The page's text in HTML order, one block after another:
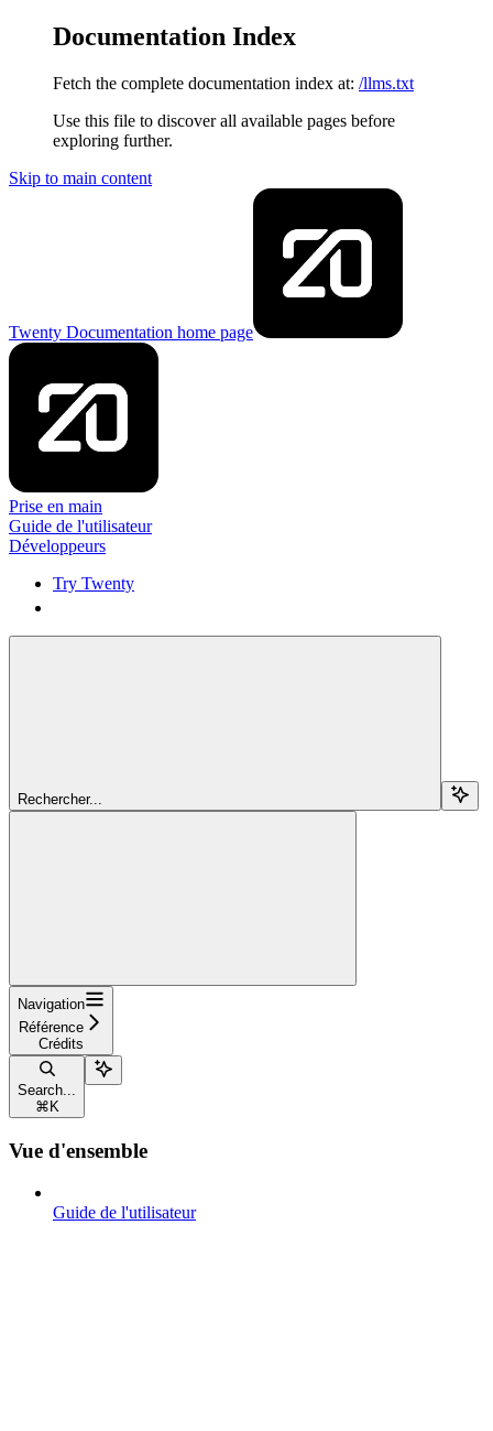
Documentation Index
Fetch the complete documentation index at: /llms.txt
Use this file to discover all available pages before
exploring further.
Skip to main content
Twenty Documentation home page
Prise en main
Guide de l'utilisateur
Développeurs
Try Twenty
Rechercher...
Navigation
Référence
Crédits
Search...
⌘ K
Vue d'ensemble
Guide de l'utilisateur